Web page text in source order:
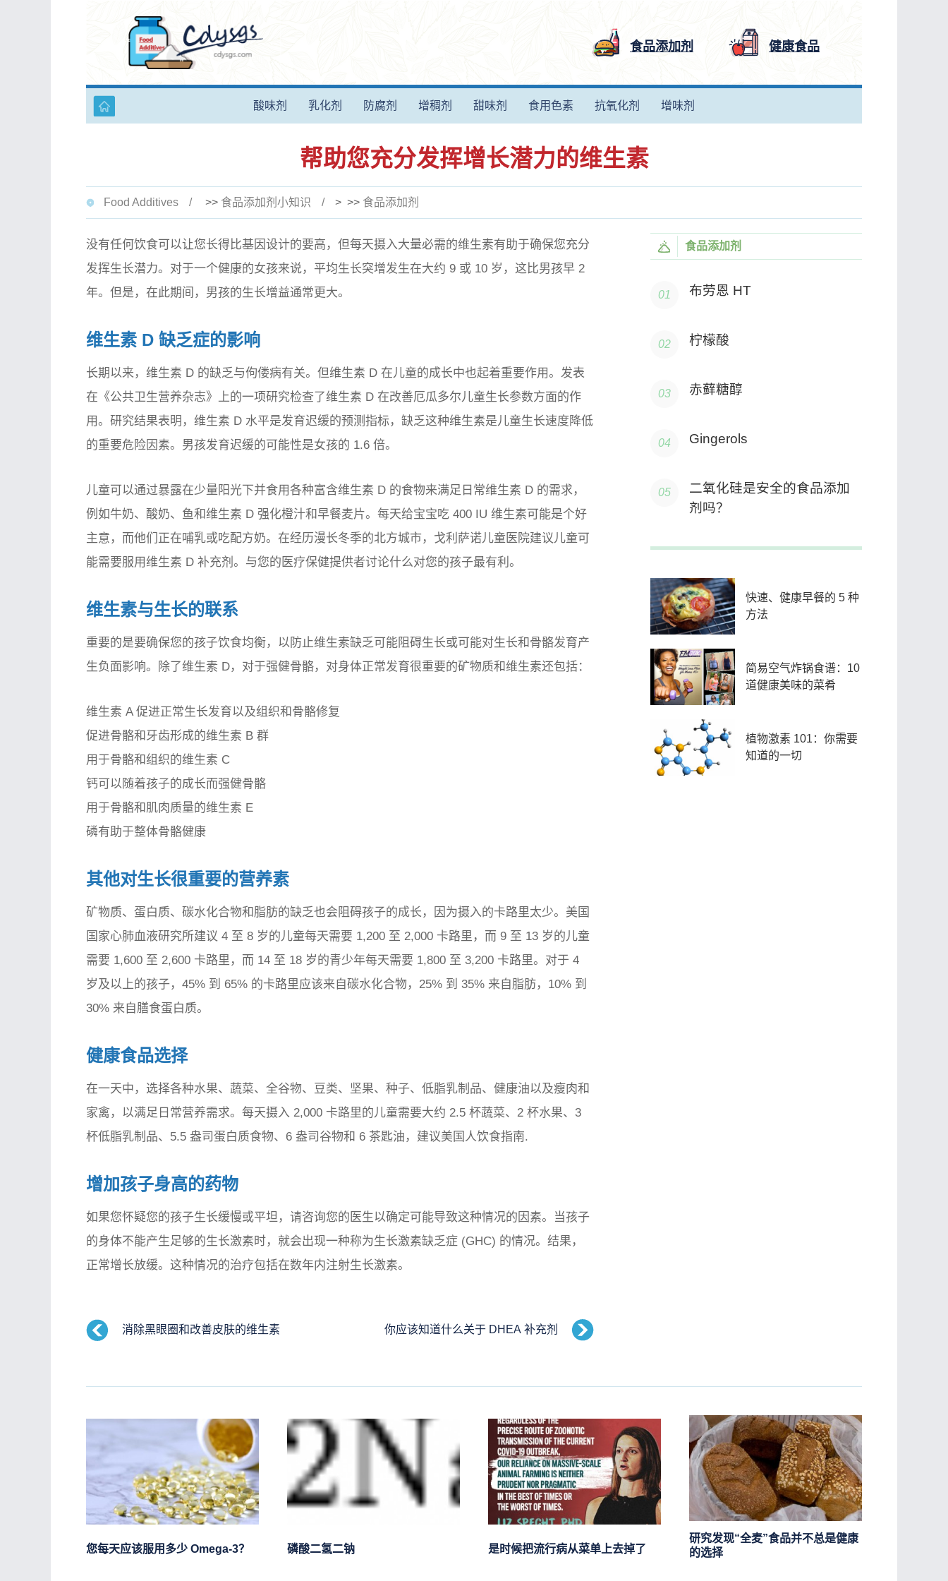
食品添加剂 健康食品
酸味剂 乳化剂 防腐剂 增稠剂 甜味剂 食用色素 抗氧化剂 增味剂
帮助您充分发挥增长潜力的维生素
Food Additives >> 食品添加剂小知识 > >> 食品添加剂
没有任何饮食可以让您长得比基因设计的要高，但每天摄入大量必需的维生素有助于确保您充分
发挥生长潜力。对于一个健康的女孩来说，平均生长突增发生在大约 9 或 10 岁，这比男孩早 2
年。但是，在此期间，男孩的生长增益通常更大。
维生素 D 缺乏症的影响
长期以来，维生素 D 的缺乏与佝偻病有关。但维生素 D 在儿童的成长中也起着重要作用。发表
在《公共卫生营养杂志》上的一项研究检查了维生素 D 在改善厄瓜多尔儿童生长参数方面的作
用。研究结果表明，维生素 D 水平是发育迟缓的预测指标，缺乏这种维生素是儿童生长速度降低
的重要危险因素。男孩发育迟缓的可能性是女孩的 1.6 倍。
儿童可以通过暴露在少量阳光下并食用各种富含维生素 D 的食物来满足日常维生素 D 的需求，
例如牛奶、酸奶、鱼和维生素 D 强化橙汁和早餐麦片。每天给宝宝吃 400 IU 维生素可能是个好
主意，而他们正在哺乳或吃配方奶。在经历漫长冬季的北方城市，戈利萨诺儿童医院建议儿童可
能需要服用维生素 D 补充剂。与您的医疗保健提供者讨论什么对您的孩子最有利。
维生素与生长的联系
重要的是要确保您的孩子饮食均衡，以防止维生素缺乏可能阻碍生长或可能对生长和骨骼发育产
生负面影响。除了维生素 D，对于强健骨骼，对身体正常发育很重要的矿物质和维生素还包括：
维生素 A 促进正常生长发育以及组织和骨骼修复
促进骨骼和牙齿形成的维生素 B 群
用于骨骼和组织的维生素 C
钙可以随着孩子的成长而强健骨骼
用于骨骼和肌肉质量的维生素 E
磷有助于整体骨骼健康
其他对生长很重要的营养素
矿物质、蛋白质、碳水化合物和脂肪的缺乏也会阻碍孩子的成长，因为摄入的卡路里太少。美国
国家心肺血液研究所建议 4 至 8 岁的儿童每天需要 1,200 至 2,000 卡路里，而 9 至 13 岁的儿童
需要 1,600 至 2,600 卡路里，而 14 至 18 岁的青少年每天需要 1,800 至 3,200 卡路里。对于 4
岁及以上的孩子，45% 到 65% 的卡路里应该来自碳水化合物，25% 到 35% 来自脂肪，10% 到
30% 来自膳食蛋白质。
健康食品选择
在一天中，选择各种水果、蔬菜、全谷物、豆类、坚果、种子、低脂乳制品、健康油以及瘦肉和
家禽，以满足日常营养需求。每天摄入 2,000 卡路里的儿童需要大约 2.5 杯蔬菜、2 杯水果、3
杯低脂乳制品、5.5 盎司蛋白质食物、6 盎司谷物和 6 茶匙油，建议美国人饮食指南.
增加孩子身高的药物
如果您怀疑您的孩子生长缓慢或平坦，请咨询您的医生以确定可能导致这种情况的因素。当孩子
的身体不能产生足够的生长激素时，就会出现一种称为生长激素缺乏症 (GHC) 的情况。结果，
正常增长放缓。这种情况的治疗包括在数年内注射生长激素。
消除黑眼圈和改善皮肤的维生素 你应该知道什么关于 DHEA 补充剂
食品添加剂
布劳恩 HT
柠檬酸
赤藓糖醇
Gingerols
二氧化硅是安全的食品添加
剂吗？
快速、健康早餐的 5 种
方法
简易空气炸锅食谱：10
道健康美味的菜肴
植物激素 101：你需要
知道的一切
您每天应该服用多少 Omega-3？ 磷酸二氢二钠 是时候把流行病从菜单上去掉了
研究发现“全麦”食品并不总是健康
的选择